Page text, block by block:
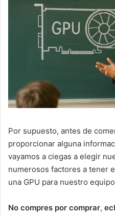
Por supuesto, antes de
proporcionar alguna
vayamos a ciegas a elegir
numerosos factores a tener
una GPU para nuestro
No compres por comprar,